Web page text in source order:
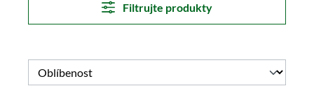
Filtrujte produkty